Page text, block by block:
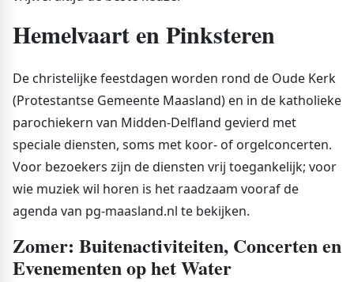
Hemelvaart en Pinksteren
De christelijke feestdagen worden rond de Oude Kerk
(Protestantse Gemeente Maasland) en in de katholieke
parochiekern van Midden-Delfland gevierd met
speciale diensten, soms met koor- of orgelconcerten.
Voor bezoekers zijn de diensten vrij toegankelijk; voor
wie muziek wil horen is het raadzaam vooraf de
agenda van pg-maasland.nl te bekijken.
Zomer: Buitenactiviteiten, Concerten en
Evenementen op het Water